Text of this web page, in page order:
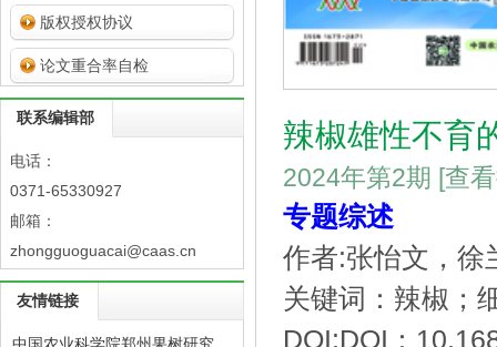
版权授权协议
论文重合率自检
联系编辑部
电话：
0371-65330927
邮箱：
zhongguoguacai@caas.cn
友情链接
辣椒雄性不育
2024年第2期 [查
专题综述
作者:张怡文，徐
关键词：辣椒；
DOI:DOI：